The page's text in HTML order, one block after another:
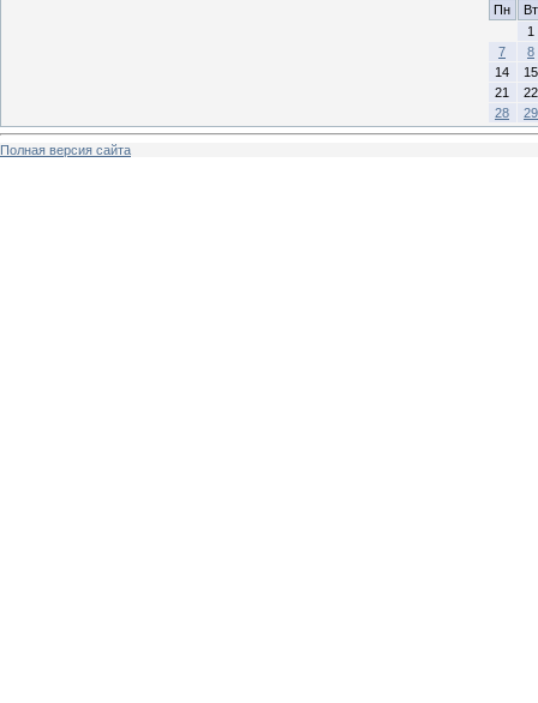
Пн
Вт
1
7
8
14
15
21
22
28
29
Полная версия сайта